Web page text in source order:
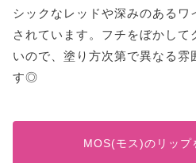
シックなレッドや深みのあるワ
されています。フチをぼかして
いので、塗り方次第で異なる雰
す◎
MOS(モス)のリップ